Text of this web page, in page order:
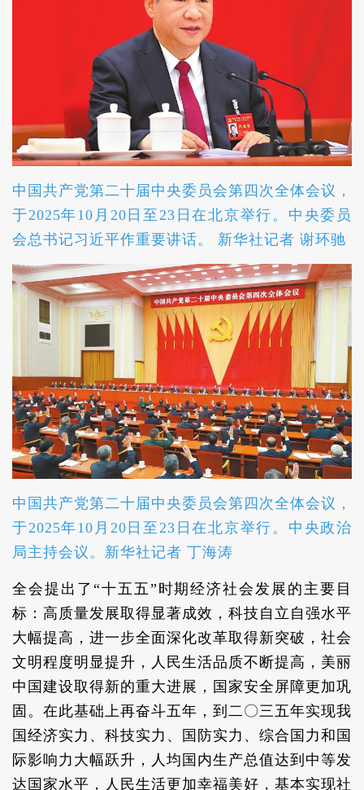
中国共产党第二十届中央委员会第四次全体会议，
于2025年10月20日至23日在北京举行。中央委员
会总书记习近平作重要讲话。 新华社记者 谢环驰
中国共产党第二十届中央委员会第四次全体会议，
于2025年10月20日至23日在北京举行。中央政治
局主持会议。新华社记者 丁海涛
全会提出了“十五五”时期经济社会发展的主要目
标：高质量发展取得显著成效，科技自立自强水平
大幅提高，进一步全面深化改革取得新突破，社会
文明程度明显提升，人民生活品质不断提高，美丽
中国建设取得新的重大进展，国家安全屏障更加巩
固。在此基础上再奋斗五年，到二〇三五年实现我
国经济实力、科技实力、国防实力、综合国力和国
际影响力大幅跃升，人均国内生产总值达到中等发
达国家水平，人民生活更加幸福美好，基本实现社